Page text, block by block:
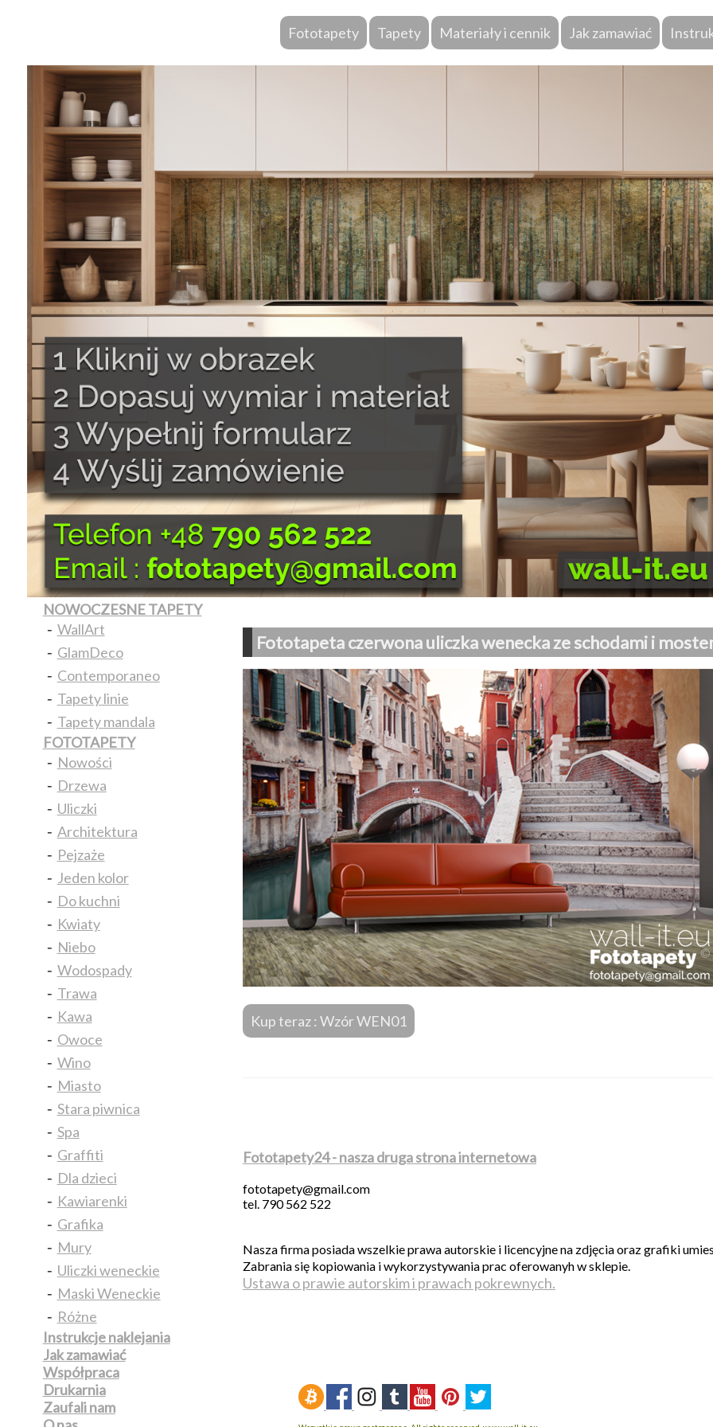
Fototapety Tapety Materiały i cennik Jak zamawiać
Fototapeta czerwona uliczka wenecka ze schodami i
Kup teraz : Wzór WEN01
Fototapety24 - nasza druga strona internetowa
fototapety@gmail.com
tel. 790 562 522
Nasza firma posiada wszelkie prawa autorskie i licencyjne na zdjęcia oraz grafiki
Zabrania się kopiowania i wykorzystywania prac oferowanyh w sklepie.
Ustawa o prawie autorskim i prawach pokrewnych.
NOWOCZESNE TAPETY
- WallArt
- GlamDeco
- Contemporaneo
- Tapety linie
- Tapety mandala
FOTOTAPETY
- Nowości
- Drzewa
- Uliczki
- Architektura
- Pejzaże
- Jeden kolor
- Do kuchni
- Kwiaty
- Niebo
- Wodospady
- Trawa
- Kawa
- Owoce
- Wino
- Miasto
- Stara piwnica
- Spa
- Graffiti
- Dla dzieci
- Kawiarenki
- Grafika
- Mury
- Uliczki weneckie
- Maski Weneckie
- Różne
Instrukcje naklejania
Jak zamawiać
Współpraca
Drukarnia
Zaufali nam